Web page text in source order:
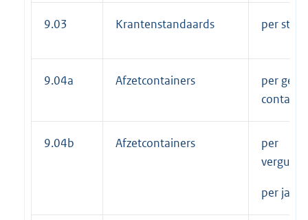
9.03 Krantenstandaards per stuk
9.04a Afzetcontainers
per
9.04b Afzetcontainers
per
per jaar